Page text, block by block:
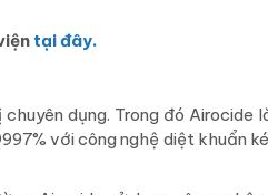
tại đây.
dụng. Trong đó Airocide
với công nghệ diệt khuẩn